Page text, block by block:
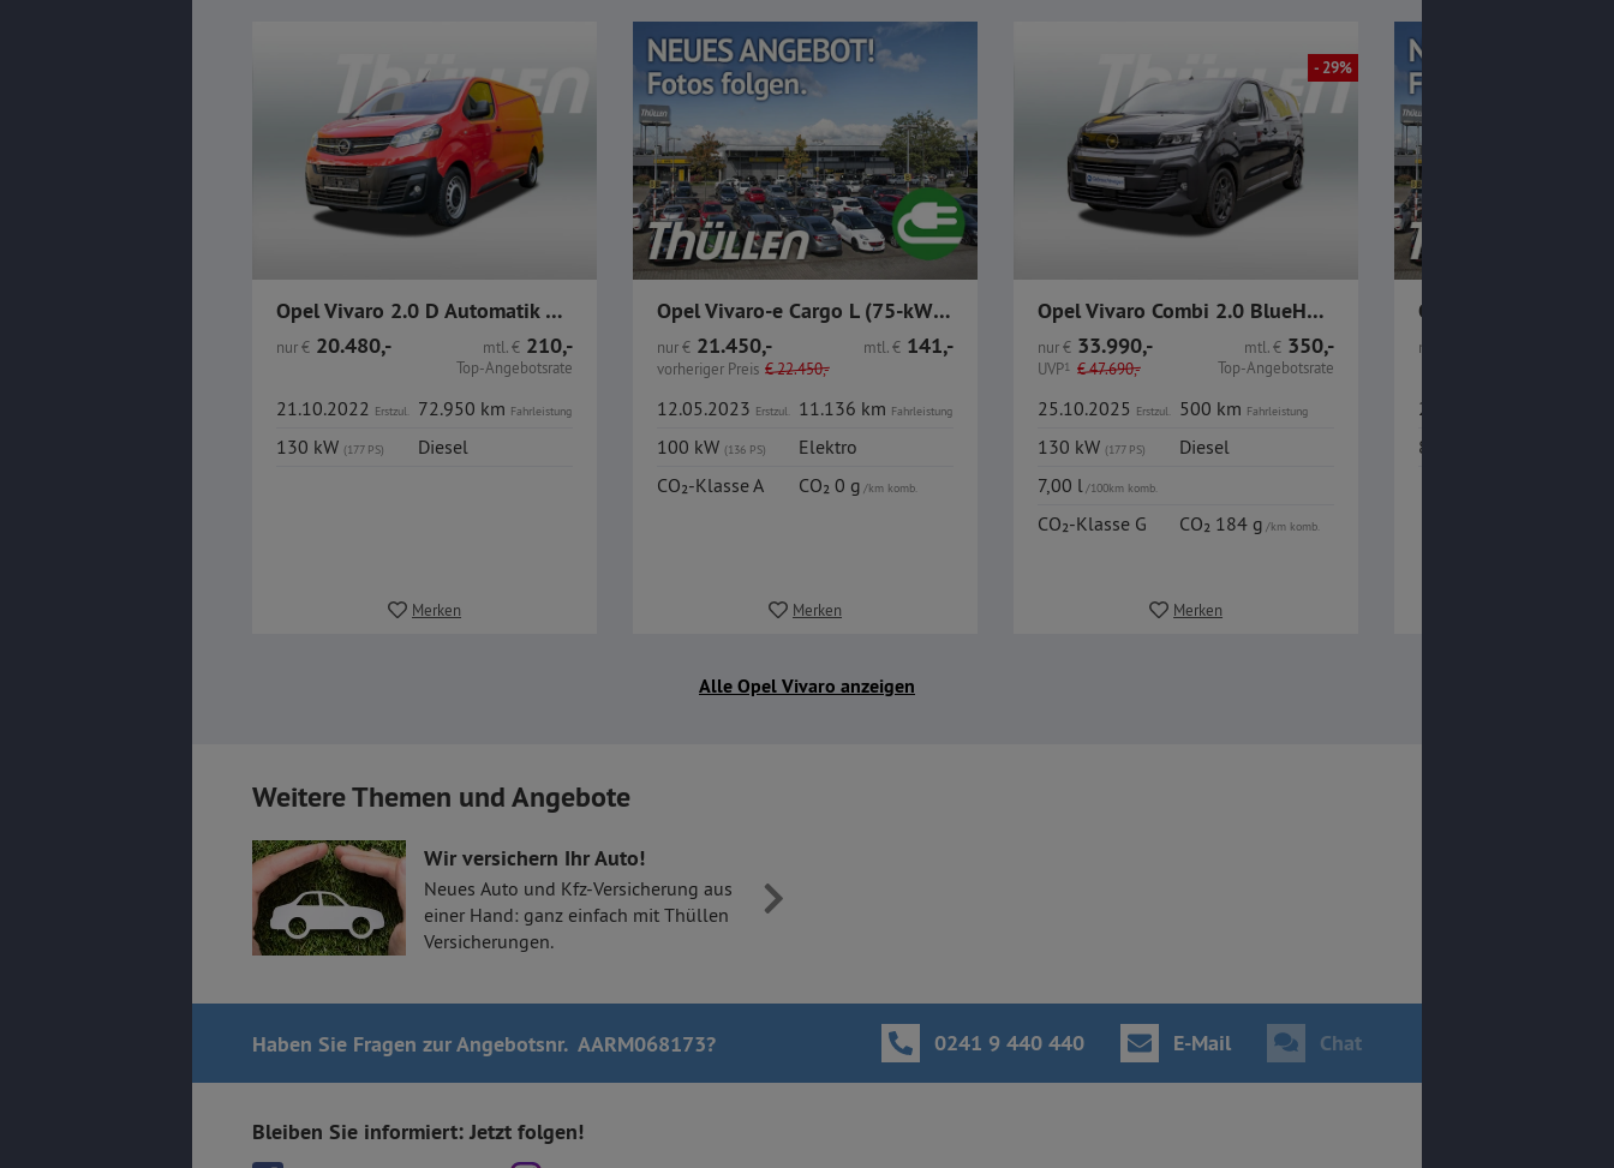
Opel Vivaro 2.0 D Automatik Cargo L EHZ Edition Navi
nur€ 20.480,- mtl.€ 210,-
Top-Angebotsrate
21.10.2022 Erstzul. 72.950 km Fahrleistung
130 kW (177 PS) Diesel
Merken
Opel Vivaro-e Cargo L (75-kWh) AssistenzP 1+2 GJR
nur€ 21.450,-
vorheriger Preis €22.450,-
mtl.€ 141,-
12.05.2023 Erstzul. 11.136 km Fahrleistung
100 kW (136 PS)
Elektro
CO₂-Klasse A
CO₂ 0 g/km komb.
Merken
- 29%
Opel Vivaro Combi 2.0 BlueHDi 180 M EAT8
nur€ 33.990,-
UVP1 €47.690,-
mtl.€ 350,-
Top-Angebotsrate
25.10.2025 Erstzul. 500 km Fahrleistung
130 kW (177 PS)
Diesel
7,00 l/100km komb.
CO₂-Klasse G CO₂ 184 g/km komb.
Merken
nur
21.02.2023
88 kW
Alle Opel Vivaro anzeigen
Weitere Themen und Angebote
Wir versichern Ihr Auto!
Neues Auto und Kfz-Versicherung aus
einer Hand: ganz einfach mit Thüllen
Versicherungen.
Haben Sie Fragen zur Angebotsnr. AARM068173? 0241 9 440 440 E-Mail Chat
Bleiben Sie informiert: Jetzt folgen!